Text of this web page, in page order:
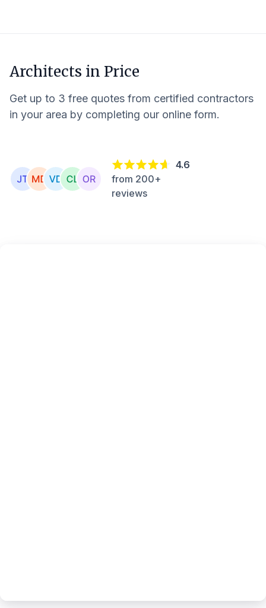
Architects in Price
Get up to 3 free quotes from certified contractors
in your area by completing our online form.
4.6
from 200+
reviews